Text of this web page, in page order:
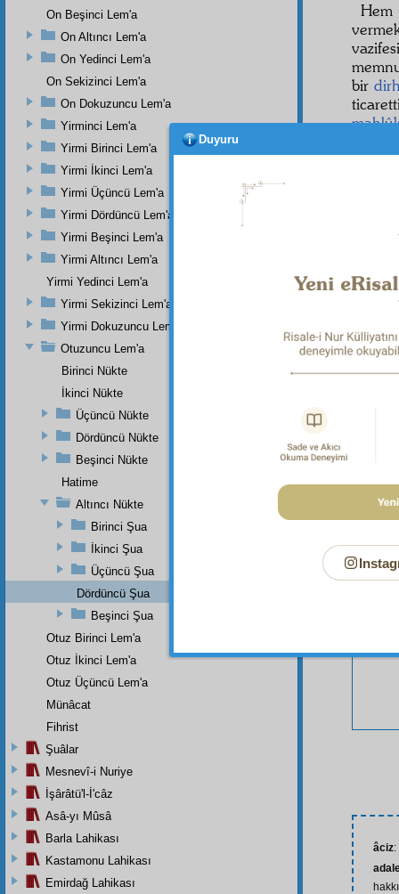
bir
nebat
âciz
On Beşinci Lem'a
On Altıncı Lem'a
On Yedinci Lem'a
On Sekizinci Lem'a
On Dokuzuncu Lem'a
Yirminci Lem'a
Yirmi Birinci Lem'a
Yirmi İkinci Lem'a
Yirmi Üçüncü Lem'a
Yirmi Dördüncü Lem'a
Yirmi Beşinci Lem'a
Yirmi Altıncı Lem'a
Yirmi Yedinci Lem'a
Yirmi Sekizinci Lem'a
Yirmi Dokuzuncu Lem'a
Otuzuncu Lem'a
Birinci Nükte
İkinci Nükte
Üçüncü Nükte
Dördüncü Nükte
Beşinci Nükte
Hatime
Altıncı Nükte
Birinci Şua
İkinci Şua
Üçüncü Şua
Dördüncü Şua
Beşinci Şua
Otuz Birinci Lem'a
Otuz İkinci Lem'a
Otuz Üçüncü Lem'a
Münâcat
Fihrist
Şuâlar
Mesnevî-i Nuriye
İşârâtü'l-İ'câz
Asâ-yı Mûsâ
Barla Lahikası
Kastamonu Lahikası
Emirdağ Lahikası
Duyuru